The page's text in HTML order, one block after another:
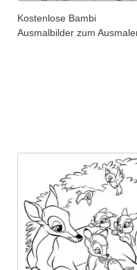
Kostenlose Bambi
Ausmalbilder zum